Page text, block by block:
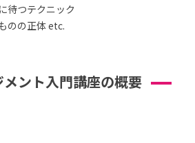
待つテクニック
のの正体 etc.
ント入門講座の概要